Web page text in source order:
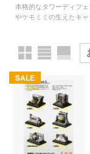
本格的なタワーディフ
やケモミミの生えたキャ
SALE
ゴリー
-アニメ/ゲーム作品別
ル-シリーズ別
ア
-アニメ/ゲーム作品別
ア-シリーズ別
フィギュアシリーズ
・トイ
リーズ
具・素材・他